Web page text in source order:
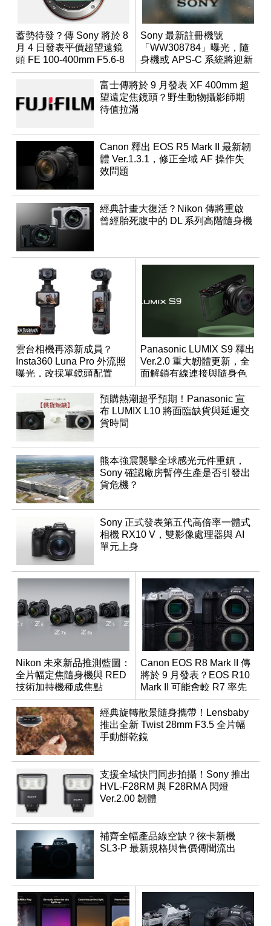
蓄勢待發？傳 Sony 將於 8
月 4 日發表平價超望遠鏡
頭 FE 100-400mm F5.6-8
Sony 最新註冊機號
「WW308784」曝光，隨
身機或 APS-C 系統將迎新
成員？
富士傳將於 9 月發表 XF 400mm 超
望遠定焦鏡頭？野生動物攝影師期
待值拉滿
Canon 釋出 EOS R5 Mark II 最新韌
體 Ver.1.3.1，修正全域 AF 操作失
效問題
經典計畫大復活？Nikon 傳將重啟
曾經胎死腹中的 DL 系列高階隨身機
雲台相機再添新成員？
Insta360 Luna Pro 外流照
曝光，改採單鏡頭配置
Panasonic LUMIX S9 釋出
Ver.2.0 重大韌體更新，全
面解鎖有線連接與隨身色
調編輯
預購熱潮超乎預期！Panasonic 宣
布 LUMIX L10 將面臨缺貨與延遲交
貨時間
熊本強震襲擊全球感光元件重鎮，
Sony 確認廠房暫停生產是否引發出
貨危機？
Sony 正式發表第五代高倍率一體式
相機 RX10 V，雙影像處理器與 AI
單元上身
Nikon 未來新品推測藍圖：
全片幅定焦隨身機與 RED
技術加持機種成焦點
Canon EOS R8 Mark II 傳
將於 9 月發表？EOS R10
Mark II 可能會較 R7 率先
推出
經典旋轉散景隨身攜帶！Lensbaby
推出全新 Twist 28mm F3.5 全片幅
手動餅乾鏡
支援全域快門同步拍攝！Sony 推出
HVL-F28RM 與 F28RMA 閃燈
Ver.2.00 韌體
補齊全幅產品線空缺？徠卡新機
SL3-P 最新規格與售價傳聞流出